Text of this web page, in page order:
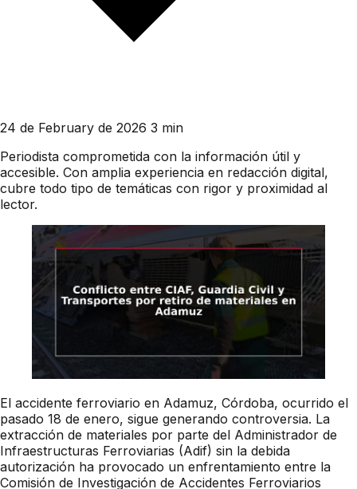
24 de February de 2026 3 min
Periodista comprometida con la información útil y
accesible. Con amplia experiencia en redacción digital,
cubre todo tipo de temáticas con rigor y proximidad al
lector.
El accidente ferroviario en Adamuz, Córdoba, ocurrido el
pasado 18 de enero, sigue generando controversia. La
extracción de materiales por parte del Administrador de
Infraestructuras Ferroviarias (Adif) sin la debida
autorización ha provocado un enfrentamiento entre la
Comisión de Investigación de Accidentes Ferroviarios